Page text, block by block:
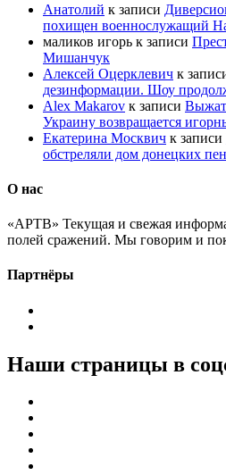
Анатолий к записи
похищен военнослужащий
маликов игорь к записи
Мишанчук
Алексей Оцерклевич к
дезинформации. Шоу
Alex Makarov к записи
Украину возвращается
Екатерина Москвич к записи
обстреляли дом донецких
О нас
«АРТВ» Текущая и свежая
полей сражений. Мы говорим и
Партнёры
Наши страницы в